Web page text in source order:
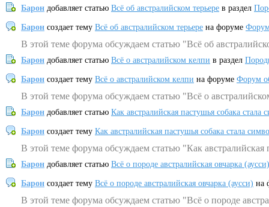
Барон добавляет статью Всё об австралийском терьере в раздел
Барон создает тему Всё об австралийском терьере на форуме
В этой теме форума обсуждаем статью "Всё об
Барон добавляет статью Всё о австралийском келпи в раздел
Барон создает тему Всё о австралийском келпи на форуме Форум
В этой теме форума обсуждаем статью "Всё о
Барон добавляет статью Как австралийская пастушья собака
Барон создает тему Как австралийская пастушья собака стала
В этой теме форума обсуждаем статью "Как
Барон добавляет статью Всё о породе австралийская овчарка (аусси)
Барон создает тему Всё о породе австралийская овчарка (аусси) на
В этой теме форума обсуждаем статью "Всё о породе